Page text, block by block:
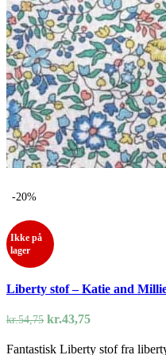
-20%
Ikke på
lager
Liberty stof – Katie and
kr.54,75 Den
kr.43,75Den
Fantastisk Liberty stof fra